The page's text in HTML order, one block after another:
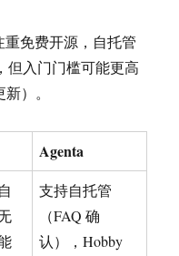
重免费开源，自托管
但入门门槛可能更高
）。
Agenta
支持自托管
（FAQ 确
认），Hobby